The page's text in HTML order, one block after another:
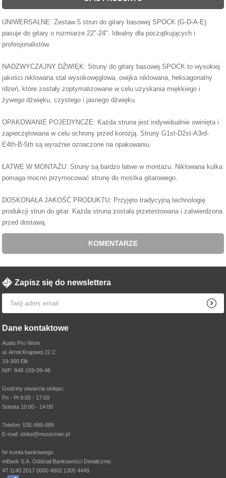
UNIWERSALNE: Zestaw 5 strun do gitary basowej SPOCK (G-D-A-E)
pasuje do gitary o rozmiarze 22"-24". Idealny dla początkujących i
profesjonalistów.
NADZWYCZAJNY DŹWIĘK: Struny do gitary basowej SPOCK to wysokiej
jakości niklowana stal wysokowęglowa, owijka niklowana, heksagonalny
rdzeń, które zostały zoptymalizowane w celu uzyskania miękkiego i
żywego dźwięku, czystego i jasnego dźwięku.
OPAKOWANIE POJEDYNCZE: Każda struna jest indywidualnie owinięta i
zapieczętowana w celu ochrony przed korozją. Struny G1st-D2st-A3rd-
E4th-B-5th są wyraźnie oznaczone na opakowaniu.
ŁATWE W MONTAŻU: Struny są bardzo łatwe w montażu. Niklowana kulka
pomaga mocno przymocować strunę do mostka gitarowego.
DOSKONAŁA JAKOŚĆ PRODUKTU: Przyjęto tradycyjną technologię
produkcji strun do gitar. Każda struna została przetestowana i zatwierdzona
przed dostawą.
KOMENTARZE
Zapisz się do newslettera
Dane kontaktowe
Audio Pro Work
ul. Armii Krajowej 22 C
19-300 Ełk
NIP: 848-159-09-46
Godziny otwarcia sklepu:
Pn - Pt 9:00 - 17:00
Sobota 10:00 - 14:00
Telefon: 535-999-089
E-mail: sklep@musicman.pl
Nr konta bankowego:
mBank S.A. Oddział Bankowości Detalicznej
47 1140 2017 0000 4802 1305 4449